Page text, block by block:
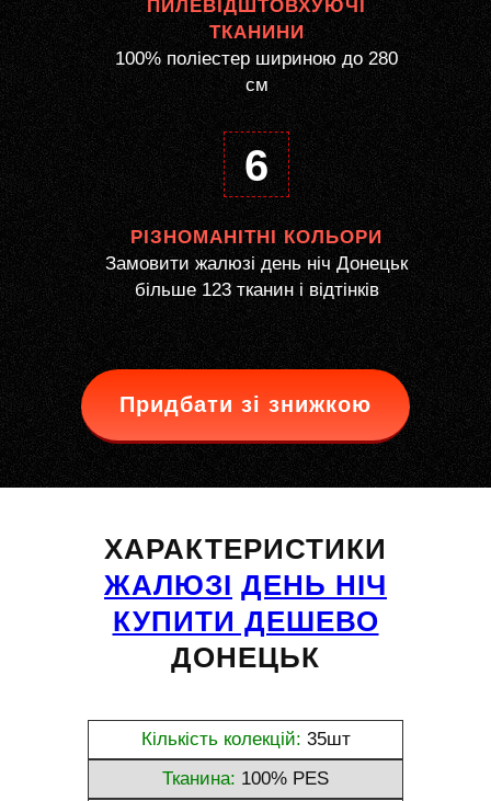
ПИЛЕВІДШТОВХУЮЧІ
ТКАНИНИ
100% поліестер шириною до 280
см
6
РІЗНОМАНІТНІ КОЛЬОРИ
Замовити жалюзі день ніч Донецьк
більше 123 тканин і відтінків
Придбати зі знижкою
ХАРАКТЕРИСТИКИ
ЖАЛЮЗІ ДЕНЬ НІЧ
КУПИТИ ДЕШЕВО
ДОНЕЦЬК
Кількість колекцій: 35шт
Тканина: 100% PES